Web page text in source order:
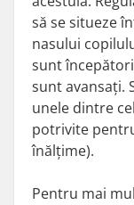
să se situeze
nasului
sunt
sunt avansați.
unele dintre
potrivite
înălțime).
Pentru mai